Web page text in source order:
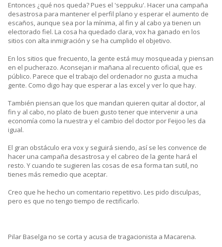
Entonces ¿qué nos queda? Pues el 'seppuku'. Hacer una campaña
desastrosa para mantener el perfil plano y esperar el aumento de
escaños, aunque sea por la mínima, al fin y al cabo ya tienen un
electorado fiel. La cosa ha quedado clara, vox ha ganado en los
sitios con alta inmigración y se ha cumplido el objetivo.
En los sitios que frecuento, la gente está muy mosqueada y piensan
en el pucherazo. Aconsejan ir mañana al recuento oficial, que es
público. Parece que el trabajo del ordenador no gusta a mucha
gente. Como digo hay que esperar a las excel y ver lo que hay.
También piensan que los que mandan quieren quitar al doctor, al
fin y al cabo, no plato de buen gusto tener que intervenir a una
economía como la nuestra y el cambio del doctor por Feijoo les da
igual.
El gran obstáculo era vox y seguirá siendo, así se les convence de
hacer una campaña desastrosa y el cabreo de la gente hará el
resto. Y cuando te sugieren las cosas de esa forma tan sutil, no
tienes más remedio que aceptar.
Creo que he hecho un comentario repetitivo. Les pido disculpas,
pero es que no tengo tiempo de rectificarlo.
Pilar Baselga no se corta y acusa de tragacionista a Macarena.